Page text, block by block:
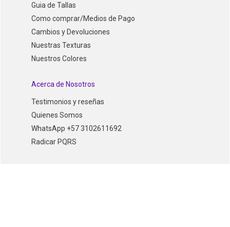
Guia de Tallas
Como comprar/Medios de Pago
Cambios y Devoluciones
Nuestras Texturas
Nuestros Colores
Acerca de Nosotros
Testimonios y reseñas
Quienes Somos
WhatsApp +57 3102611692
Radicar PQRS